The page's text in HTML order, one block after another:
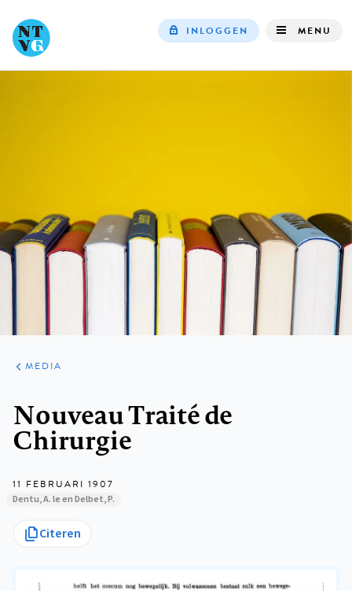
INLOGGEN MENU
ARTIKELEN
VARIA
MEDIA
Nouveau Traité de
Chirurgie
11 FEBRUARI 1907
Dentu, A. le en Delbet, P.
Citeren